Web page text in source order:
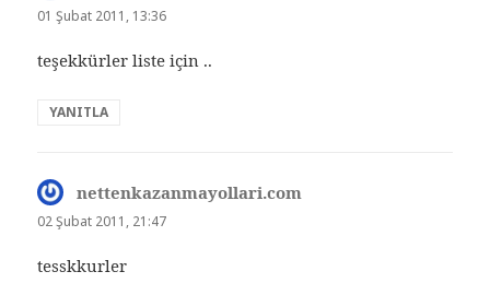
ki:
01 Şubat 2011, 13:36
teşekkürler liste için ..
YANITLA
nettenkazanmayollari.com
02 Şubat 2011, 21:47
tesskkurler